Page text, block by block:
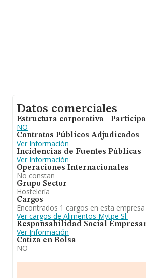
Datos comerciales
Estructura corporativa -
NO
Contratos Públicos Adjudicados
Ver Información
Incidencias de Fuentes Públicas
Ver Información
Operaciones Internacionales
No constan
Grupo Sector
Hostelería
Cargos
Encontrados 1 cargos en esta empresa
Ver cargos de Alimentos Mytpe Sl.
Responsabilidad Social
Ver Información
Cotiza en Bolsa
NO